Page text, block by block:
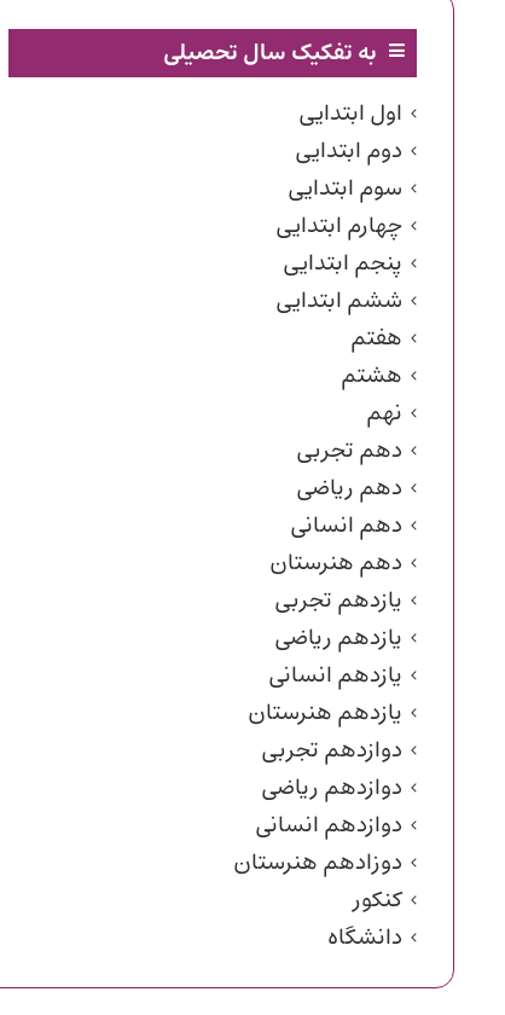
به تفکیک سال تحصیلی
اول ابتدایی
دوم ابتدایی
سوم ابتدایی
چهارم ابتدایی
پنجم ابتدایی
ششم ابتدایی
هفتم
هشتم
نهم
دهم تجربی
دهم ریاضی
دهم انسانی
دهم هنرستان
یازدهم تجربی
یازدهم ریاضی
یازدهم انسانی
یازدهم هنرستان
دوازدهم تجربی
دوازدهم ریاضی
دوازدهم انسانی
دوزادهم هنرستان
کنکور
دانشگاه